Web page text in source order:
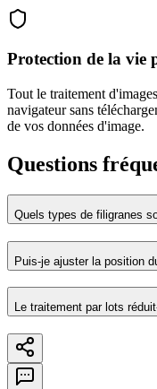
Protection de la vie
Tout le traitement
navigateur sans
de vos données d'image.
Questions
Quels types de filigranes
Puis-je ajuster la position
Le traitement par lots